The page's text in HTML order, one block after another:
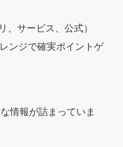
、サービス、公式）
ンジで確実ポイントゲ
情報が詰まっていま